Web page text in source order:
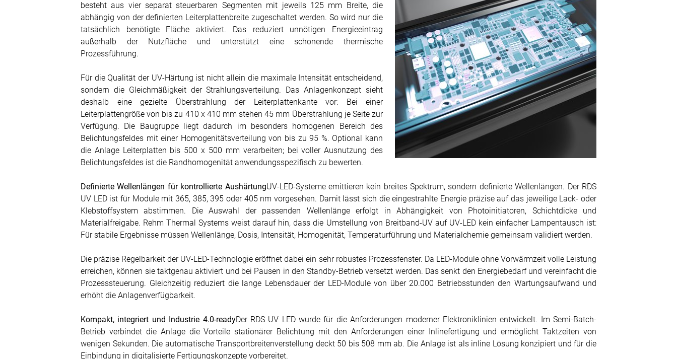
besteht aus vier separat steuerbaren Segmenten mit jeweils 125 mm Breite, die
abhängig von der definierten Leiterplattenbreite zugeschaltet werden. So wird nur die
tatsächlich benötigte Fläche aktiviert. Das reduziert unnötigen Energieeintrag
außerhalb der Nutzfläche und unterstützt eine schonende thermische
Prozessführung.
Für die Qualität der UV-Härtung ist nicht allein die maximale Intensität entscheidend,
sondern die Gleichmäßigkeit der Strahlungsverteilung. Das Anlagenkonzept sieht
deshalb eine gezielte Überstrahlung der Leiterplattenkante vor: Bei einer
Leiterplattengröße von bis zu 410 x 410 mm stehen 45 mm Überstrahlung je Seite zur
Verfügung. Die Baugruppe liegt dadurch im besonders homogenen Bereich des
Belichtungsfeldes mit einer Homogenitätsverteilung von bis zu 95 %. Optional kann
die Anlage Leiterplatten bis 500 x 500 mm verarbeiten; bei voller Ausnutzung des
Belichtungsfeldes ist die Randhomogenität anwendungsspezifisch zu bewerten.
Definierte Wellenlängen für kontrollierte AushärtungUV-LED-Systeme emittieren kein breites Spektrum, sondern definierte Wellenlängen. Der RDS
UV LED ist für Module mit 365, 385, 395 oder 405 nm vorgesehen. Damit lässt sich die eingestrahlte Energie präzise auf das jeweilige Lack- oder
Klebstoffsystem abstimmen. Die Auswahl der passenden Wellenlänge erfolgt in Abhängigkeit von Photoinitiatoren, Schichtdicke und
Materialfreigabe. Rehm Thermal Systems weist darauf hin, dass die Umstellung von Breitband-UV auf UV-LED kein einfacher Lampentausch ist:
Für stabile Ergebnisse müssen Wellenlänge, Dosis, Intensität, Homogenität, Temperaturführung und Materialchemie gemeinsam validiert werden.
Die präzise Regelbarkeit der UV-LED-Technologie eröffnet dabei ein sehr robustes Prozessfenster. Da LED-Module ohne Vorwärmzeit volle Leistung
erreichen, können sie taktgenau aktiviert und bei Pausen in den Standby-Betrieb versetzt werden. Das senkt den Energiebedarf und vereinfacht die
Prozesssteuerung. Gleichzeitig reduziert die lange Lebensdauer der LED-Module von über 20.000 Betriebsstunden den Wartungsaufwand und
erhöht die Anlagenverfügbarkeit.
Kompakt, integriert und Industrie 4.0-readyDer RDS UV LED wurde für die Anforderungen moderner Elektroniklinien entwickelt. Im Semi-Batch-
Betrieb verbindet die Anlage die Vorteile stationärer Belichtung mit den Anforderungen einer Inlinefertigung und ermöglicht Taktzeiten von
wenigen Sekunden. Die automatische Transportbreitenverstellung deckt 50 bis 508 mm ab. Die Anlage ist als inline Lösung konzipiert und für die
Einbindung in digitalisierte Fertigungskonzepte vorbereitet.